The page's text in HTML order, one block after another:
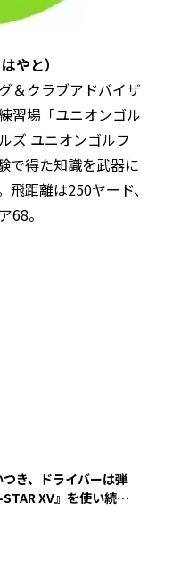
やと）
＆クラブアドバイザ
習場「ユニオンゴル
ズ ユニオンゴルフ
で得た知識を武器に
距離は250ヤード、
68。
つき、ドライバーは弾
XV』を使い続け